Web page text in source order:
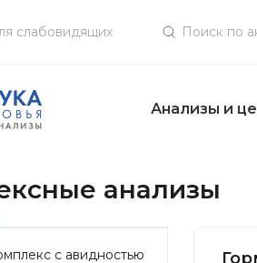
слабовидящих
Анализы и
анализы
с авидностью